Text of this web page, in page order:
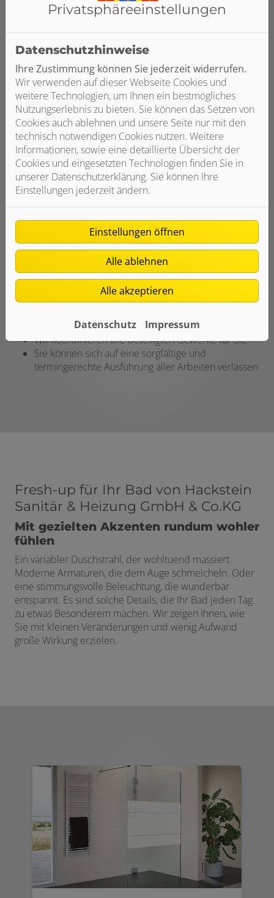
Eine individuelle Planung, basierend auf Ihren
Wünschen und Ideen
Wir beraten Sie ausführlich zu verschiedenen
Beleuchtungskonzepten
Mit Vertragsabschluss erhalten Sie eine
transparente Kostenaufstellung
Hohe Qualität und fachgerechte Ausführung
Wir verbauen ausschließlich Qualitätsprodukte
renommierter Hersteller
Sie profitieren von umfassenden Garantieleistungen
Professionelle Installation
Wir passen alles genau an Ihre Bedürfnisse an
Wir koordinieren alle beteiligten Gewerke für Sie
Sie können sich auf eine sorgfältige und
termingerechte Ausführung aller Arbeiten verlassen
Fresh-up für Ihr Bad von Hackstein
Sanitär & Heizung GmbH & Co.KG
Mit gezielten Akzenten rundum wohler
fühlen
Ein variabler Duschstrahl, der wohltuend massiert.
Moderne Armaturen, die dem Auge schmeicheln. Oder
eine stimmungsvolle Beleuchtung, die wunderbar
entspannt. Es sind solche Details, die Ihr Bad jeden Tag
zu etwas Besonderem machen. Wir zeigen Ihnen, wie
Sie mit kleinen Veränderungen und wenig Aufwand
große Wirkung erzielen.
Privatsphäre­einstellungen
Datenschutzhinweise
Ihre Zustimmung können Sie jederzeit widerrufen.
Wir verwenden auf dieser Webseite Cookies und
weitere Technologien, um Ihnen ein bestmögliches
Nutzungserlebnis zu bieten. Sie können das Setzen von
Cookies auch ablehnen und unsere Seite nur mit den
technisch notwendigen Cookies nutzen. Weitere
Informationen, sowie eine detaillierte Übersicht der
Cookies und eingesetzten Technologien finden Sie in
unserer Datenschutzerklärung. Sie können Ihre
Einstellungen jederzeit ändern.
Einstellungen öffnen
Alle ablehnen
Alle akzeptieren
Datenschutz Impressum